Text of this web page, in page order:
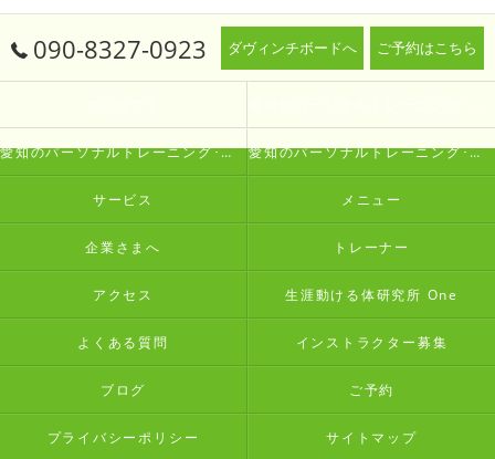
090-8327-0923 ダヴィンチボードへ ご予約はこちら
愛知のパーソナルトレーニング･生涯動ける体研究所 Oneの評判 愛知のパーソナルトレーニング･生涯動ける体研究所 Oneのお客様の声
サービス メニュー
企業さまへ トレーナー
アクセス 生涯動ける体研究所 One
よくある質問 インストラクター募集
ブログ ご予約
プライバシーポリシー サイトマップ